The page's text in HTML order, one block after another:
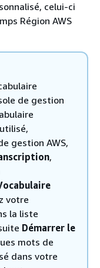
celui-ci
Région AWS
de gestion
gestion AWS,
,
votre
la liste
Démarrer le
mots de
dans votre